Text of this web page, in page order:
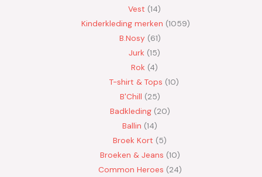
Vest 14
Kinderkleding merken 1059
B.Nosy 61
Jurk 15
Rok 4
T-shirt & Tops 10
B'Chill 25
Badkleding 20
Ballin 14
Broek Kort 5
Broeken & Jeans 10
Common Heroes 24